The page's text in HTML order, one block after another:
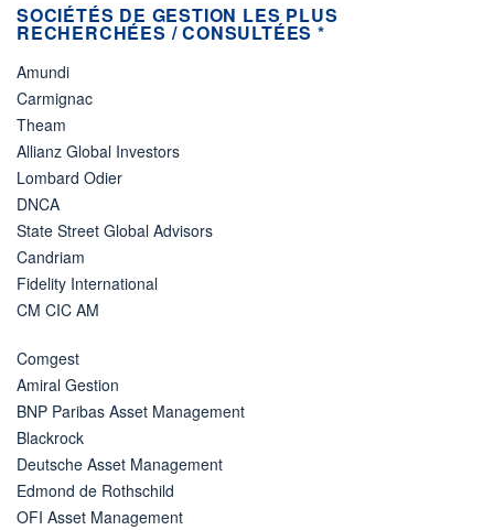
SOCIÉTÉS DE GESTION LES PLUS
RECHERCHÉES / CONSULTÉES *
Amundi
Carmignac
Theam
Allianz Global Investors
Lombard Odier
DNCA
State Street Global Advisors
Candriam
Fidelity International
CM CIC AM
Comgest
Amiral Gestion
BNP Paribas Asset Management
Blackrock
Deutsche Asset Management
Edmond de Rothschild
OFI Asset Management